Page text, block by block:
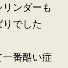
ンダーも
でした
一番酷い症